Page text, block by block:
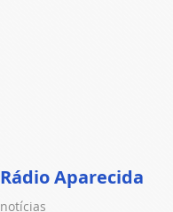
Rádio Aparecida
notícias